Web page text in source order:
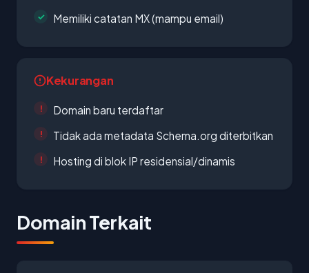
Memiliki catatan MX (mampu email)
Kekurangan
Domain baru terdaftar
Tidak ada metadata Schema.org diterbitkan
Hosting di blok IP residensial/dinamis
Domain Terkait